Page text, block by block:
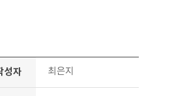
성자 최은지